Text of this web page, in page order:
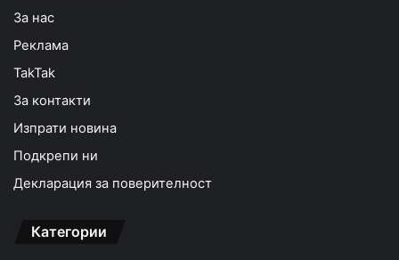
За нас
Реклама
TakTak
За контакти
Изпрати новина
Подкрепи ни
Декларация за поверителност
Категории